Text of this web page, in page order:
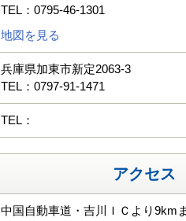
TEL：0795-46-1301
地図を見る
兵庫県加東市新定2063-3
TEL：0797-91-1471
TEL：
アクセス
中国自動車道・吉川ＩＣより9km